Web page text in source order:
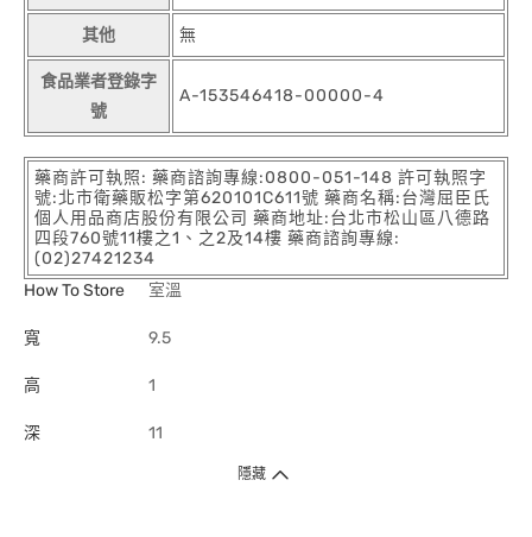
其他 無
食品業者登錄字
號
A-153546418-00000-4
藥商許可執照: 藥商諮詢專線:0800-051-148 許可執照字
號:北市衛藥販松字第620101C611號 藥商名稱:台灣屈臣氏
個人用品商店股份有限公司 藥商地址:台北市松山區八德路
四段760號11樓之1、之2及14樓 藥商諮詢專線:
(02)27421234
How To Store
室溫
寬 9.5
高 1
深 11
隱藏